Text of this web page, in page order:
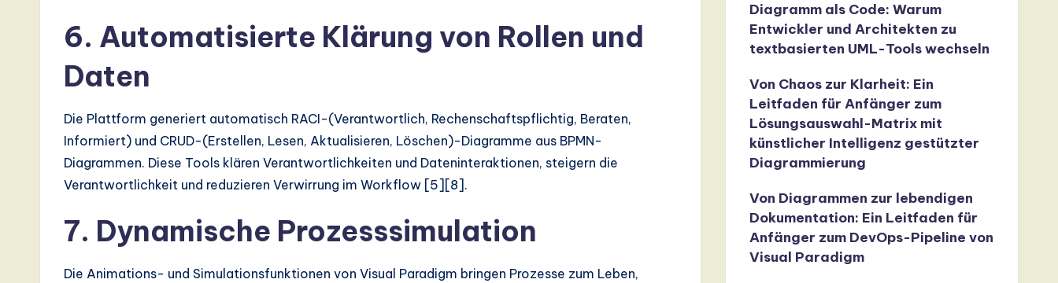
6. Automatisierte Klärung von Rollen und
Daten
Die Plattform generiert automatisch RACI-(Verantwortlich, Rechenschaftspflichtig, Beraten,
Informiert) und CRUD-(Erstellen, Lesen, Aktualisieren, Löschen)-Diagramme aus BPMN-
Diagrammen. Diese Tools klären Verantwortlichkeiten und Dateninteraktionen, steigern die
Verantwortlichkeit und reduzieren Verwirrung im Workflow [5][8].
7. Dynamische Prozesssimulation
Die Animations- und Simulationsfunktionen von Visual Paradigm bringen Prozesse zum Leben,
Diagramm als Code: Warum
Entwickler und Architekten zu
textbasierten UML-Tools wechseln
Von Chaos zur Klarheit: Ein
Leitfaden für Anfänger zum
Lösungsauswahl-Matrix mit
künstlicher Intelligenz gestützter
Diagrammierung
Von Diagrammen zur lebendigen
Dokumentation: Ein Leitfaden für
Anfänger zum DevOps-Pipeline von
Visual Paradigm